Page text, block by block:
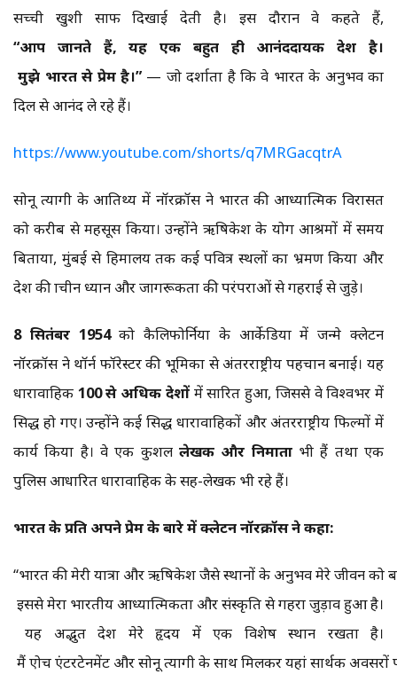
सच्ची खुशी साफ दिखाई देती है। इस दौरान वे कहते हैं,
“आप जानते हैं,यह एक बहुत ही आनंददायक देश
है।
मुझे भारत से प्रेम है।” — जो दर्शाता है कि वे भारत के अनुभव का
दिल से आनंद ले रहे हैं।
https://www.youtube.com/shorts/q7MRGacqtrA
सोनू त्यागी के आतिथ्य में नॉरक्रॉस ने भारत की आध्यात्मिक विरासत
को करीब से महसूस किया। उन्होंने ऋषिकेश के योग आश्रमों में समय
बिताया, मुंबई से हिमालय तक कई पवित्र स्थलों का भ्रमण किया और
देश की प्राचीन ध्यान और जागरूकता की परंपराओं से गहराई से जुड़े।
8 सितंबर1954को कैलिफोर्निया के आर्केडिया में जन्मे क्लेटन
नॉरक्रॉस ने थॉर्न फॉरेस्टर की भूमिका से अंतरराष्ट्रीय पहचान बनाई। यह
धारावाहिक 100से अधिक देशोंमें प्रसारित हुआ, जिससे वे विश्वभर में
प्रसिद्ध हो गए। उन्होंने कई प्रसिद्ध धारावाहिकों और अंतरराष्ट्रीय फिल्मों में
कार्य किया है। वे एक कुशल लेखक और निर्माताभी हैं तथा एक
पुलिस आधारित धारावाहिक के सह-लेखक भी रहे हैं।
भारत के प्रति अपने प्रेम के बारे में क्लेटन नॉरक्रॉस ने कहा:
“भारत की मेरी यात्रा और ऋषिकेश जैसे स्थानों के अनुभव मेरे जीवन को
इससे मेरा भारतीय आध्यात्मिकता और संस्कृति से गहरा जुड़ाव हुआ है।
यह अद्भुत देश मेरे हृदय में एक विशेष स्थान रखता है।
मैं एप्रोच एंटरटेनमेंट और सोनू त्यागी के साथ मिलकर यहां सार्थक